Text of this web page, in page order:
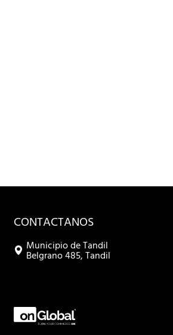
CONTACTANOS
Municipio de Tandil
Belgrano 485, Tandil